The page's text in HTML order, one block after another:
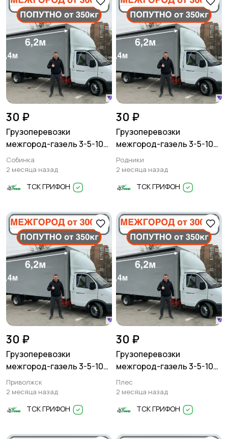
30 ₽
Грузоперевозки
межгород-газель 3-5-10
тонн
Собинка
2 месяца назад
ТСК ГРИФОН
30 ₽
Грузоперевозки
межгород-газель 3-5-10
тонн
Родники
2 месяца назад
ТСК ГРИФОН
30 ₽
Грузоперевозки
межгород-газель 3-5-10
тонн
Приволжск
2 месяца назад
ТСК ГРИФОН
30 ₽
Грузоперевозки
межгород-газель 3-5-10
тонн
Плес
2 месяца назад
ТСК ГРИФОН